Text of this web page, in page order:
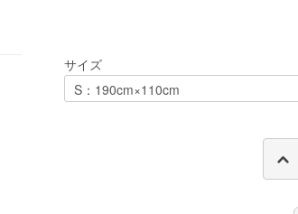
サイズ